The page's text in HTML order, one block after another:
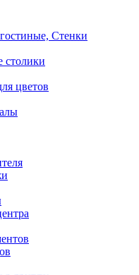
Стенки
столики
цветов